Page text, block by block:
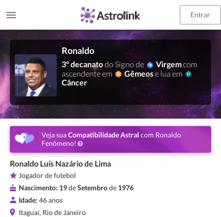
Entrar
Ronaldo
3º decanatodo Signo de Virgemcom
ascendente em
Gêmeose lua em
Câncer
Veja suaCompatibilidade Astral com Ronaldo
Fenômeno!
Ronaldo Luís Nazário de Lima
Jogador de futebol
Nascimento: 19deSetembrode 1976
Idade: 46 anos
Itaguaí, Rio de Janeiro